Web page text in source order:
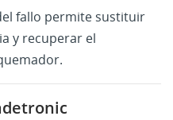
fallo permite sustituir
y recuperar el